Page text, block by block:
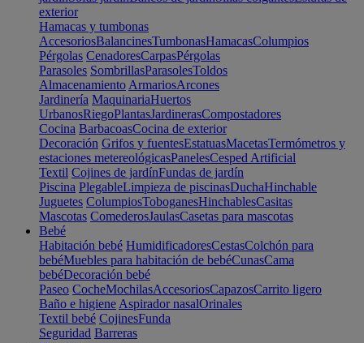
exterior
Hamacas y tumbonas
AccesoriosBalancinesTumbonasHamacasColumpios
Pérgolas CenadoresCarpasPérgolas
Parasoles SombrillasParasolesToldos
Almacenamiento ArmariosArcones
Jardinería MaquinariaHuertos
UrbanosRiegoPlantasJardinerasCompostadores
Cocina BarbacoasCocina de exterior
Decoración Grifos y fuentesEstatuasMacetasTermómetros y
estaciones metereológicasPanelesCesped Artificial
Textil Cojines de jardínFundas de jardín
Piscina PlegableLimpieza de piscinasDuchaHinchable
Juguetes ColumpiosToboganesHinchablesCasitas
Mascotas ComederosJaulasCasetas para mascotas
Bebé
Habitación bebé HumidificadoresCestasColchón para
bebéMuebles para habitación de bebéCunasCama
bebéDecoración bebé
Paseo CocheMochilasAccesoriosCapazosCarrito ligero
Baño e higiene Aspirador nasalOrinales
Textil bebé CojinesFunda
Seguridad Barreras